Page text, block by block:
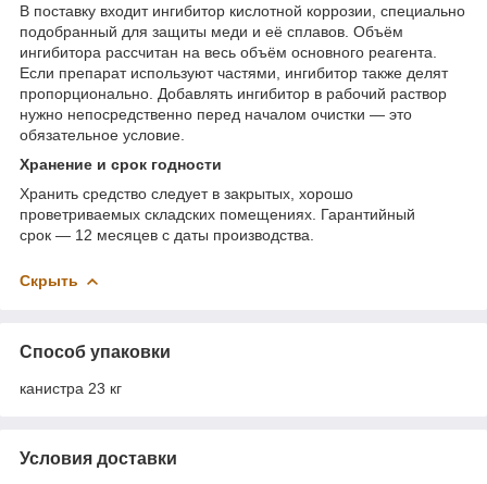
В поставку входит ингибитор кислотной коррозии, специально
подобранный для защиты меди и её сплавов. Объём
ингибитора рассчитан на весь объём основного реагента.
Если препарат используют частями, ингибитор также делят
пропорционально. Добавлять ингибитор в рабочий раствор
нужно непосредственно перед началом очистки — это
обязательное условие.
Хранение и срок годности
Хранить средство следует в закрытых, хорошо
проветриваемых складских помещениях. Гарантийный
срок — 12 месяцев с даты производства.
Скрыть
Способ упаковки
канистра 23 кг
Условия доставки